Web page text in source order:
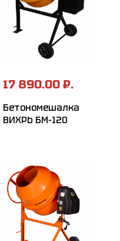
17 890.00 ₽.
Бетономешалка
ВИХРЬ БМ-120